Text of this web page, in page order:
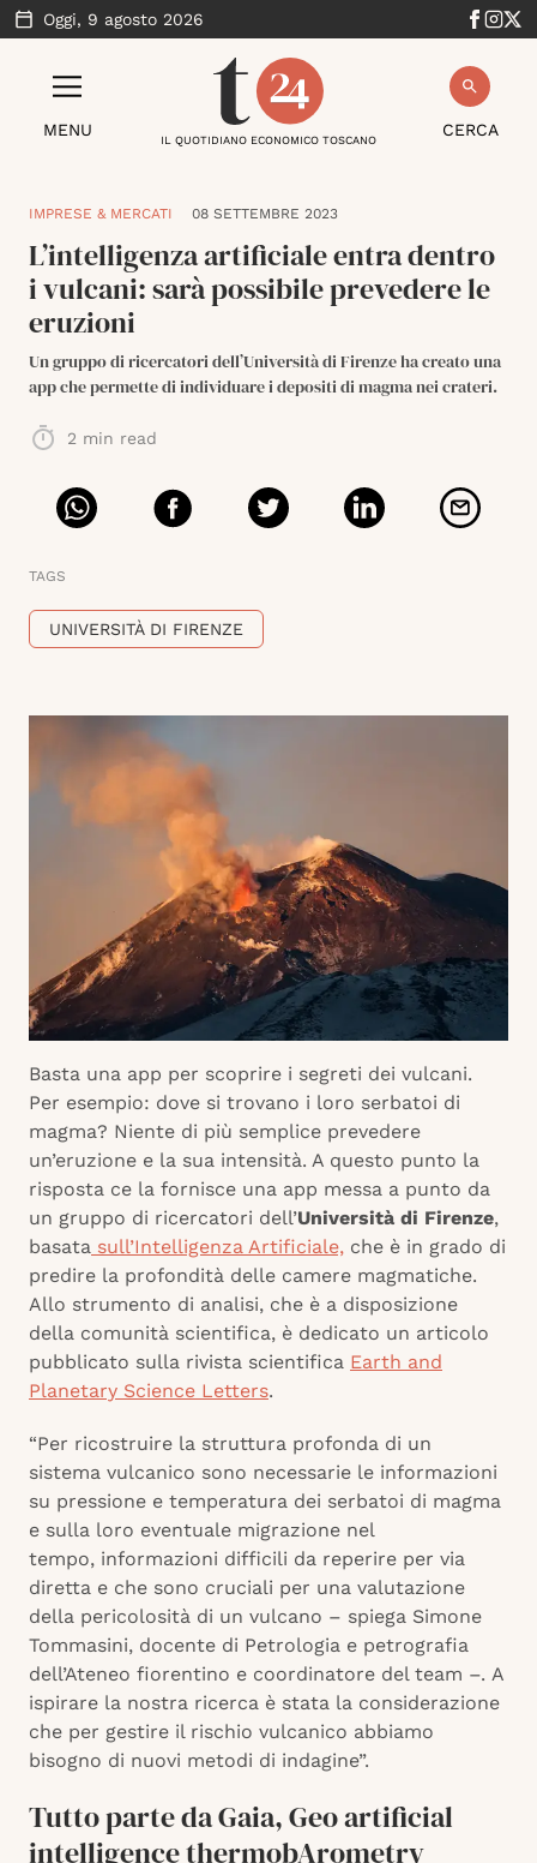
Oggi, 9 agosto 2026
MENU CERCA
IL QUOTIDIANO ECONOMICO TOSCANO
IMPRESE & MERCATI 08 SETTEMBRE 2023
L’intelligenza artificiale entra dentro
i vulcani: sarà possibile prevedere le
eruzioni
Un gruppo di ricercatori dell’Università di Firenze ha creato una
app che permette di individuare i depositi di magma nei crateri.
2 min read
TAGS
UNIVERSITÀ DI FIRENZE
Basta una app per scoprire i segreti dei vulcani.
Per esempio: dove si trovano i loro serbatoi di
magma? Niente di più semplice prevedere
un’eruzione e la sua intensità. A questo punto la
risposta ce la fornisce una app messa a punto da
un gruppo di ricercatori dell’Università di Firenze,
basata sull’Intelligenza Artificiale, che è in grado di
predire la profondità delle camere magmatiche.
Allo strumento di analisi, che è a disposizione
della comunità scientifica, è dedicato un articolo
pubblicato sulla rivista scientifica Earth and
Planetary Science Letters.
“Per ricostruire la struttura profonda di un
sistema vulcanico sono necessarie le informazioni
su pressione e temperatura dei serbatoi di magma
e sulla loro eventuale migrazione nel
tempo, informazioni difficili da reperire per via
diretta e che sono cruciali per una valutazione
della pericolosità di un vulcano – spiega Simone
Tommasini, docente di Petrologia e petrografia
dell’Ateneo fiorentino e coordinatore del team –. A
ispirare la nostra ricerca è stata la considerazione
che per gestire il rischio vulcanico abbiamo
bisogno di nuovi metodi di indagine”.
Tutto parte da Gaia, Geo artificial
intelligence thermobArometry